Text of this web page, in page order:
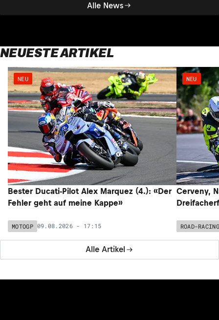
Alle News
NEUESTE ARTIKEL
Alle Artikel
NEU
Bester Ducati-Pilot Alex Marquez (4.): «Der
Fehler geht auf meine Kappe»
MOTOGP 09.08.2026 - 17:15
NEU
Cerveny,
ROAD-RACING